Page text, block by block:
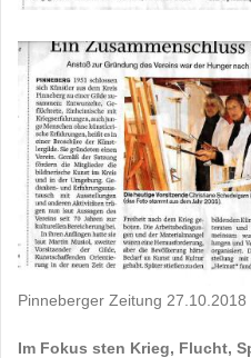
Pinneberger Zeitung 27.10.2018
Im Fokus sten Krieg, Flucht,